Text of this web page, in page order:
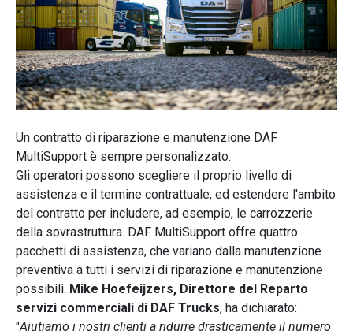
Un contratto di riparazione e manutenzione DAF
MultiSupport è sempre personalizzato.
Gli operatori possono scegliere il proprio livello di
assistenza e il termine contrattuale, ed estendere l'ambito
del contratto per includere, ad esempio, le carrozzerie
della sovrastruttura. DAF MultiSupport offre quattro
pacchetti di assistenza, che variano dalla manutenzione
preventiva a tutti i servizi di riparazione e manutenzione
possibili. Mike Hoefeijzers, Direttore del Reparto
servizi commerciali di DAF Trucks, ha dichiarato:
"Aiutiamo i nostri clienti a ridurre drasticamente il numero